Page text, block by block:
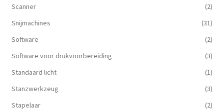
Scanner
(2)
Snijmachines
(31)
Software
(2)
Software voor drukvoorbereiding
(3)
Standaard licht
(1)
Stanzwerkzeug
(3)
Stapelaar
(2)